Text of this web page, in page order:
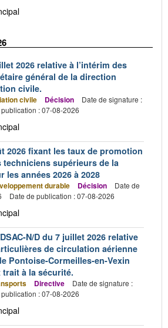
2026 relative à l’intérim des
général de la direction
civile.
civile Décision
Date de signature :
: 07-08-2026
2026 fixant les taux de promotion
techniciens supérieurs de la
les années 2026 à 2028
durable Décision
Date de
Date de publication : 07-08-2026
N/D du 7 juillet 2026 relative
de circulation aérienne
Pontoise-Cormeilles-en-Vexin
trait à la sécurité.
Directive
Date de signature :
: 07-08-2026